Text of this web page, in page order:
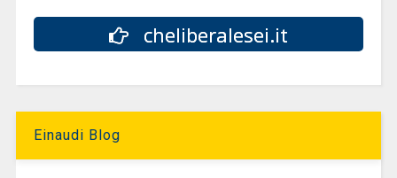
cheliberalesei.it
Einaudi Blog